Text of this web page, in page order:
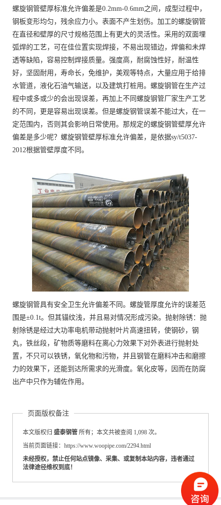
螺旋钢管壁厚标准允许偏差是0.2mm-0.6mm之间，成型过程中，
钢板变形均匀，残余应力小。表面不产生划伤。加工的螺旋钢管
在直径和壁厚的尺寸规格范围上有更大的灵活性。采用的双面埋
弧焊的工艺，可在佳位置实现焊接，不易出现错边，焊偏和未焊
透等缺陷，容易控制焊接质量。强度高，耐腐蚀性好，耐温性
好，坚固耐用，寿命长，免维护，美观等特点，大量应用于给排
水管道，液化石油气输送，以及建筑打桩用。螺旋钢管在生产过
程中或多或少的会出现误差，再加上不同螺旋钢管厂家生产工艺
的不同，更是容易出现误差。但是螺旋钢管误差不能过大，在一
定范围内，否则其会影响日常使用。那规定的螺旋钢管壁厚允许
偏差是多少呢？螺旋钢管壁厚标准允许偏差，是依据sy/t5037-
2012根据管壁厚度不同。
螺旋钢管具有安全卫生允许偏差不同。螺旋管厚度允许的误差范
围是±0.1t。但其锚纹浅，并且易对情况形成污染。抛射除锈：抛
射除锈是经过大功率电机带动抛射叶片高速扭转，使钢砂，钢
丸，铁丝段，矿物质等磨料在离心力效果下对外表进行抛射处
置，不只可以铁锈，氧化物和污物，并且钢管在磨料冲击和磨擦
力的效果下，还能到达所需求的光滑度。氧化皮等，因而在防腐
出产中只作为辅佐作用。
页面版权备注
本文版权归 盛泰钢管 所有；本文共被查阅 1,098 次。
当前页面链接：https://www.woopipe.com/2294.html
未经授权，禁止任何站点镜像、采集、或复制本站内容，违者通过
法律途径维权到底！